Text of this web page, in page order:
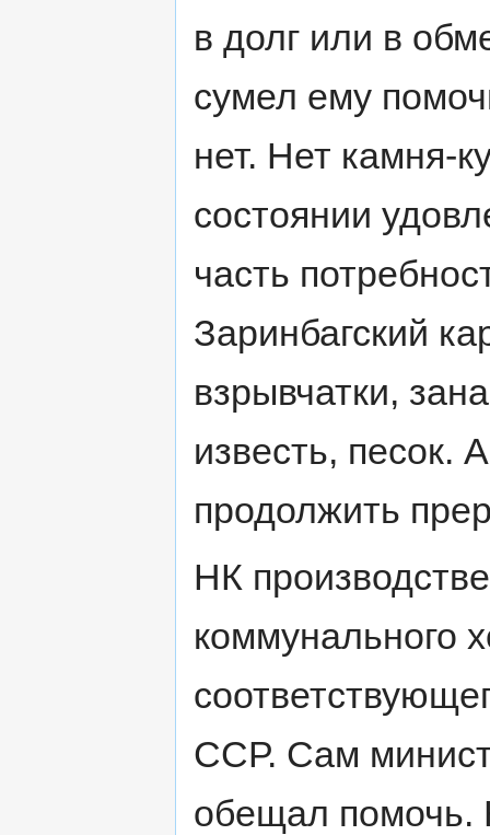
в долг или в
сумел ему
нет. Нет камня-
состоянии
часть
Заринбагский
взрывчатки,
известь, песок.
продолжить
НК
коммунального
ССР. Сам
обещал помочь.